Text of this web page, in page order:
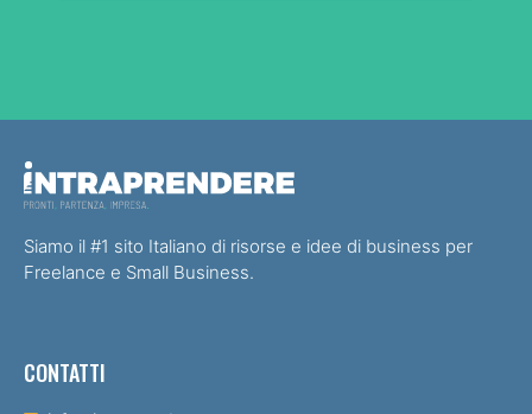
Siamo il #1 sito Italiano di risorse e idee di business per
Freelance e Small Business.
CONTATTI